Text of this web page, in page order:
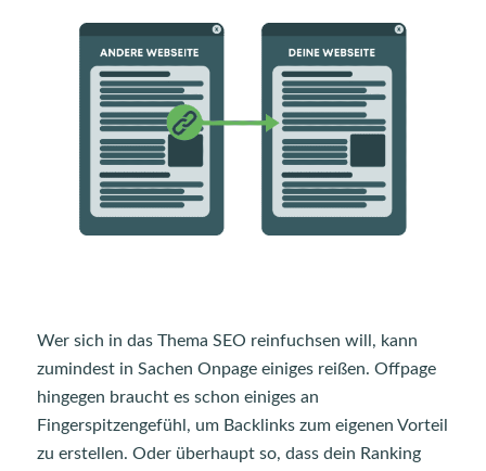
Wer sich in das Thema SEO reinfuchsen will, kann
zumindest in Sachen Onpage einiges reißen. Offpage
hingegen braucht es schon einiges an
Fingerspitzengefühl, um Backlinks zum eigenen Vorteil
zu erstellen. Oder überhaupt so, dass dein Ranking